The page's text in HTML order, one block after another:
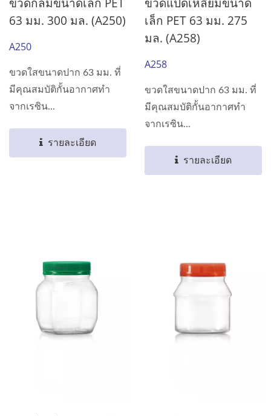
63 มม. 300 มล. (A250)
A250
ขวดใสขนาดปาก 63 มม. ที่
มีคุณสมบัติกั้นอากาศทำ
จากเรซิน...
รายละเอียด
เล็ก PET 63 มม. 275
มล. (A258)
A258
ขวดใสขนาดปาก 63 มม. ที่
มีคุณสมบัติกั้นอากาศทำ
จากเรซิน...
รายละเอียด